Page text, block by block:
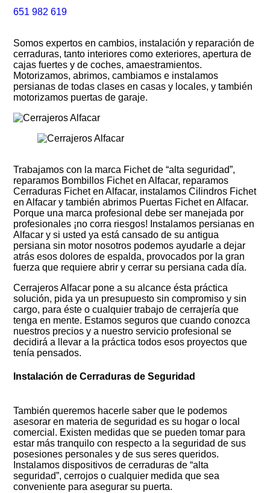
651 982 619
Somos expertos en cambios, instalación y reparación de
cerraduras, tanto interiores como exteriores, apertura de
cajas fuertes y de coches, amaestramientos.
Motorizamos, abrimos, cambiamos e instalamos
persianas de todas clases en casas y locales, y también
motorizamos puertas de garaje.
Trabajamos con la marca Fichet de “alta seguridad”,
reparamos Bombillos Fichet en Alfacar, reparamos
Cerraduras Fichet en Alfacar, instalamos Cilindros Fichet
en Alfacar y también abrimos Puertas Fichet en Alfacar.
Porque una marca profesional debe ser manejada por
profesionales ¡no corra riesgos! Instalamos persianas en
Alfacar y si usted ya está cansado de su antigua
persiana sin motor nosotros podemos ayudarle a dejar
atrás esos dolores de espalda, provocados por la gran
fuerza que requiere abrir y cerrar su persiana cada día.
Cerrajeros Alfacar pone a su alcance ésta práctica
solución, pida ya un presupuesto sin compromiso y sin
cargo, para éste o cualquier trabajo de cerrajería que
tenga en mente. Estamos seguros que cuando conozca
nuestros precios y a nuestro servicio profesional se
decidirá a llevar a la práctica todos esos proyectos que
tenía pensados.
Instalación de Cerraduras de Seguridad
También queremos hacerle saber que le podemos
asesorar en materia de seguridad es su hogar o local
comercial. Existen medidas que se pueden tomar para
estar más tranquilo con respecto a la seguridad de sus
posesiones personales y de sus seres queridos.
Instalamos dispositivos de cerraduras de “alta
seguridad”, cerrojos o cualquier medida que sea
conveniente para asegurar su puerta.